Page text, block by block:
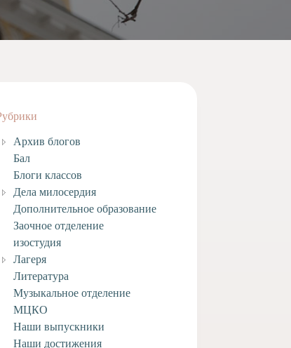
Архив блогов
Бал
Блоги классов
Дела милосердия
Дополнительное образование
Заочное отделение
изостудия
Лагеря
Литература
Музыкальное отделение
МЦКО
Наши выпускники
Наши достижения